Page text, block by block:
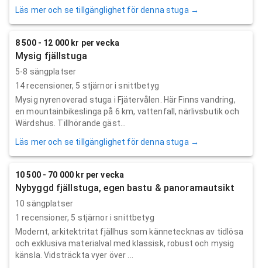
Läs mer och se tillgänglighet för denna stuga →
8 500 - 12 000 kr per vecka
Mysig fjällstuga
5-8 sängplatser
14recensioner, 5 stjärnor i snittbetyg
Mysig nyrenoverad stuga i Fjätervålen. Här Finns vandring,
en mountainbikeslinga på 6 km, vattenfall, närlivsbutik och
Wärdshus. Tillhörande gäst...
Läs mer och se tillgänglighet för denna stuga →
10 500 - 70 000 kr per vecka
Nybyggd fjällstuga, egen bastu & panoramautsikt
10 sängplatser
1 recensioner, 5 stjärnor i snittbetyg
Modernt, arkitektritat fjällhus som kännetecknas av tidlösa
och exklusiva materialval med klassisk, robust och mysig
känsla. Vidsträckta vyer över ...